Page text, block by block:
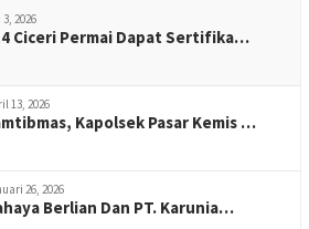
3, 2026
14 Ciceri Permai Dapat Sertifika…
13, 2026
Kapolsek Pasar Kemis …
26, 2026
Berlian Dan PT. Karunia…